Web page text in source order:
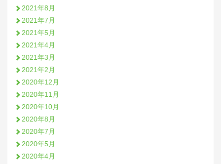
2021年8月
2021年7月
2021年5月
2021年4月
2021年3月
2021年2月
2020年12月
2020年11月
2020年10月
2020年8月
2020年7月
2020年5月
2020年4月